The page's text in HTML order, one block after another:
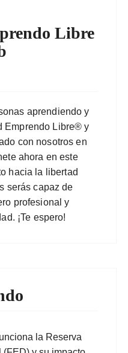
Libre
aprendiendo y
Emprendo Libre® y
con nosotros en
ahora en este
hacia la libertad
serás capaz de
profesional y
¡Te espero!
la Reserva